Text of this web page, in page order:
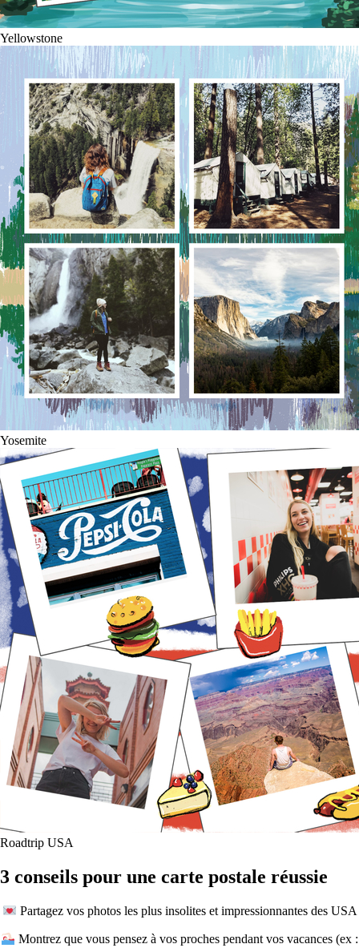
Yellowstone
Yosemite
Roadtrip USA
3 conseils pour une carte postale réussie
Partagez vos photos les plus insolites et impressionnantes des USA
Montrez que vous pensez à vos proches pendant vos vacances (ex :